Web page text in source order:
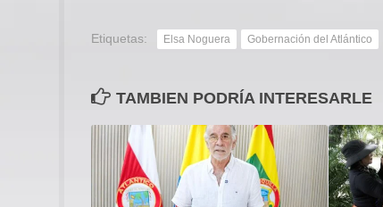
Etiquetas: Elsa Noguera Gobernación del Atlántico
TAMBIEN PODRÍA INTERESARLE